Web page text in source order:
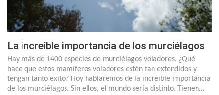
La increíble importancia de los murciélagos
Hay más de 1400 especies de murciélagos voladores. ¿Qué
hace que estos mamíferos voladores estén tan extendidos y
tengan tanto éxito? Hoy hablaremos de la increíble importancia
de los murciélagos. Sin ellos, el mundo sería distinto. Tienen…